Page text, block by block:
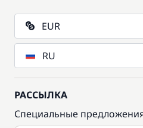
EUR
RU
РАССЫЛКА
Специальные